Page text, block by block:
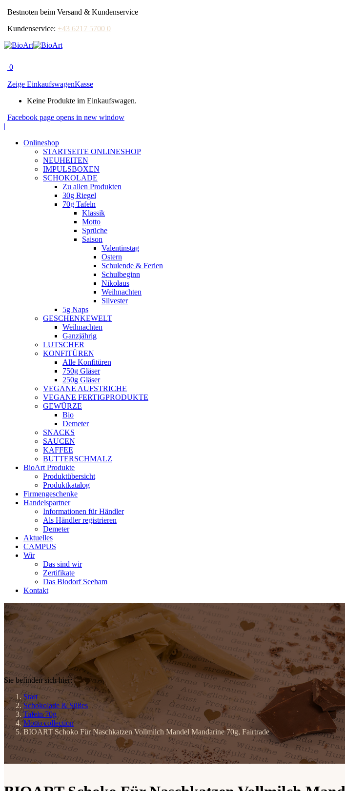
Bestnoten beim Versand & Kundenservice
Kundenservice: +43 6217 5700 0
0
Zeige EinkaufswagenKasse
Keine Produkte im Einkaufswagen.
Facebook page opens in new window
|
Onlineshop
STARTSEITE ONLINESHOP
NEUHEITEN
IMPULSBOXEN
SCHOKOLADE
Zu allen Produkten
30g Riegel
70g Tafeln
Klassik
Motto
Sprüche
Saison
Valentinstag
Ostern
Schulende & Ferien
Schulbeginn
Nikolaus
Weihnachten
Silvester
5g Naps
GESCHENKEWELT
Weihnachten
Ganzjährig
LUTSCHER
KONFITÜREN
Alle Konfitüren
750g Gläser
250g Gläser
VEGANE AUFSTRICHE
VEGANE FERTIGPRODUKTE
GEWÜRZE
Bio
Demeter
SNACKS
SAUCEN
KAFFEE
BUTTERSCHMALZ
BioArt Produkte
Produktübersicht
Produktkatalog
Firmengeschenke
Handelspartner
Informationen für Händler
Als Händler registrieren
Demeter
Aktuelles
CAMPUS
Wir
Das sind wir
Zertifikate
Das Biodorf Seeham
Kontakt
Sie befinden sich hier:
Start
Schokolade & Süßes
Tafeln 70g
Motto collection
BIOART Schoko Für Naschkatzen Vollmilch Mandel Mandarine 70g, Fairtrade